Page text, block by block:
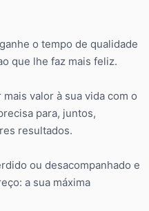
o tempo de qualidade
que lhe faz mais feliz.
valor à sua vida com o
para, juntos,
resultados.
ou desacompanhado e
a sua máxima